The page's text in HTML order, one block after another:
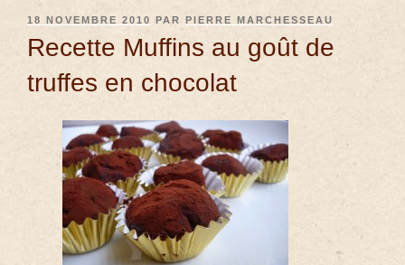
18 NOVEMBRE 2010 PAR PIERRE MARCHESSEAU
Recette Muffins au goût de
truffes en chocolat